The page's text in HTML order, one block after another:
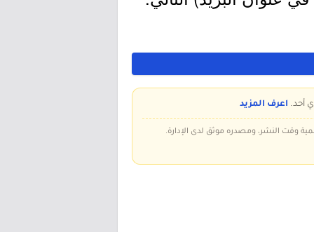
أحد. اعرف المزيد
وقت النشر، ومصدره موثق لدى الإدارة.